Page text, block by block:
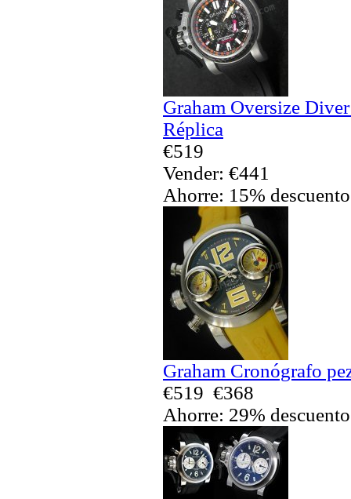
Graham Oversize
Réplica
€519
Vender: €441
Ahorre: 15% descuento
Graham Cronógrafo
€519 €368
Ahorre: 29% descuento